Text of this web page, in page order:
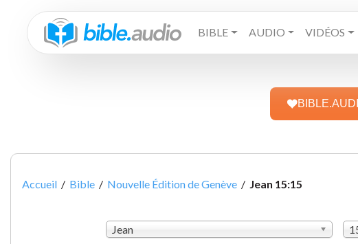
BIBLE AUDIO VIDÉOS
Accueil / Bible / Nouvelle Édition de Genève / Jean 15:15
Jean